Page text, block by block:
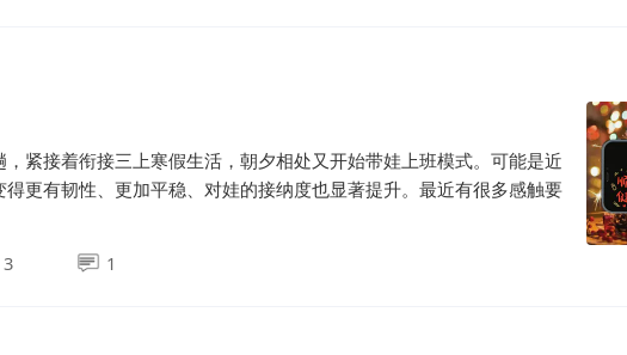
紧接着衔接三上寒假生活，朝夕相处又开始带娃上班模式。可能是近
更有韧性、更加平稳、对娃的接纳度也显著提升。最近有很多感触要
3 1